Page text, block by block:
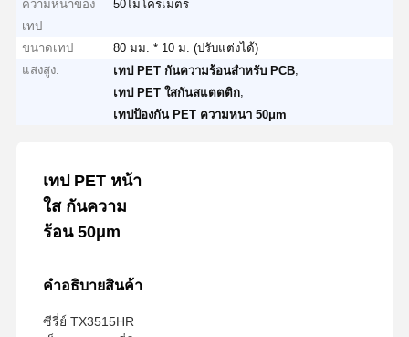
ความหนาของ
เทป
50ไมโครเมตร
ขนาดเทป
80 มม. * 10 ม. (ปรับแต่งได้)
แสงสูง:
เทป PET กันความร้อนสําหรับ PCB
เทป PET ใสกันสแตตติก
เทปป้องกัน PET ความหนา 50μm
เทป PET หน้า
ใส กันความ
ร้อน 50μm
คําอธิบายสินค้า
ซีรี่ย์ TX3515HR